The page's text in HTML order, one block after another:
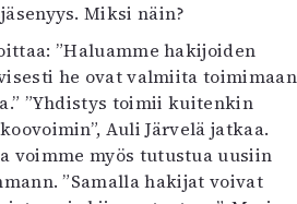
Miksi näin?
”Haluamme hakijoiden
he ovat valmiita toimimaan
”Yhdistys toimii kuitenkin
Auli Järvelä jatkaa.
voimme myös tutustua uusiin
”Samalla hakijat voivat